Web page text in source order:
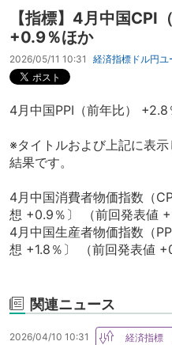
【指標】4月中国CPI
+0.9％ほか
2026/05/11 10:31 経済指標 ドル円ユ
4月中国PPI（前年比） +2.8
※タイトルおよび上記に表
結果です。
4月中国消費者物価指数（
想 +0.9％〕 （前回発表値
4月中国生産者物価指数（
想 +1.8％〕 （前回発表値
関連ニュース
2026/04/10 10:31